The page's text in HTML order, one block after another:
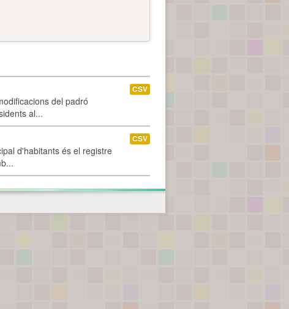
del padró
al...
CSV
d'habitants és el registre
CSV